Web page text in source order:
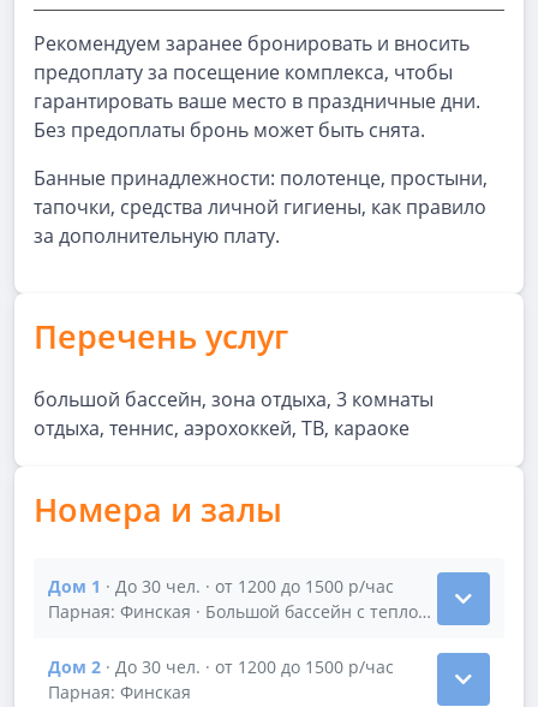
Рекомендуем заранее бронировать и вносить
предоплату за посещение комплекса, чтобы
гарантировать ваше место в праздничные дни.
Без предоплаты бронь может быть снята.
Банные принадлежности: полотенце, простыни,
тапочки, средства личной гигиены, как правило
за дополнительную плату.
Перечень услуг
большой бассейн, зона отдыха, 3 комнаты
отдыха, теннис, аэрохоккей, ТВ, караоке
Номера и залы
Дом 1 · До 30 чел. · от 1200 до 1500 р/час
Парная: Финская · Большой бассейн с теплой водой
Показать подробности зала Дом 1
Дом 2 · До 30 чел. · от 1200 до 1500 р/час
Парная: Финская
Показать подробности зала Дом 2